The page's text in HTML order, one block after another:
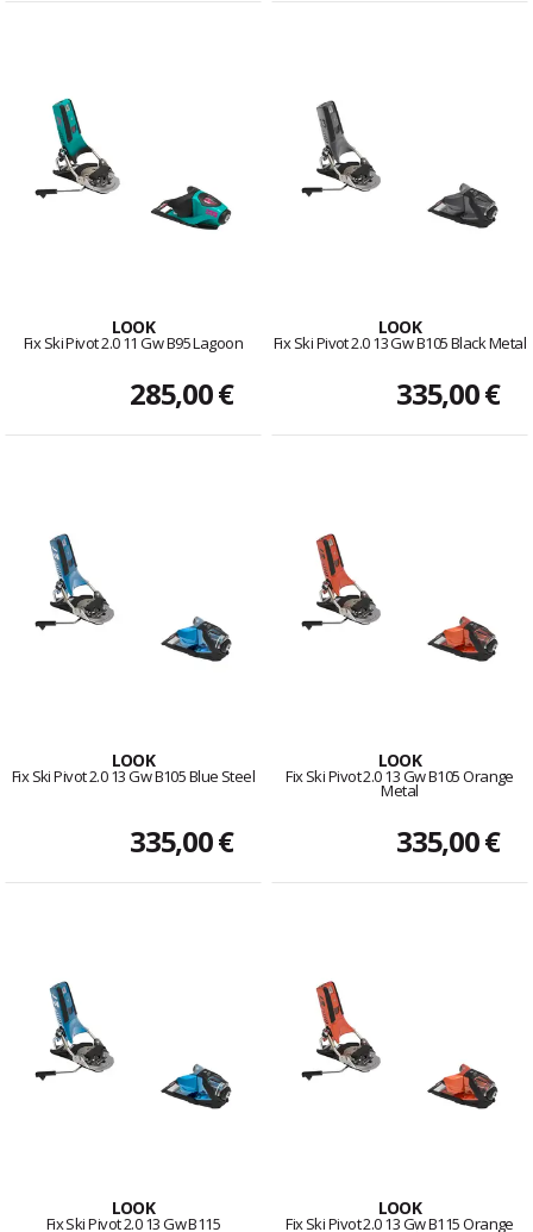
LOOK
Fix Ski Pivot 2.0 11 Gw B95 Lagoon
285,00 €
LOOK
Fix Ski Pivot 2.0 13 Gw B105 Black Metal
335,00 €
LOOK
Fix Ski Pivot 2.0 13 Gw B105 Blue Steel
335,00 €
LOOK
Fix Ski Pivot 2.0 13 Gw B105 Orange
Metal
335,00 €
LOOK
Fix Ski Pivot 2.0 13 Gw B115
LOOK
Fix Ski Pivot 2.0 13 Gw B115 Orange